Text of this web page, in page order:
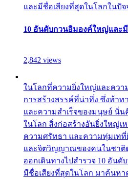
และมีชื่อเสียงที่สุดในโลกในปั
10 อันดับกวนอิมองค์ใหญ่และ
2,842 views
ในโลกที่ความยิ่งใหญ่และควา
การสร้างสรรค์ที่น่าทึ่ง ซึ่งท้าท
และความสำเร็จของมนุษย์ นั่
ในโลก สิ่งก่อสร้างอันยิ่งใหญ่เ
ความศรัทธา และความทุ่มเท
และจิตวิญญาณของคนในชาติต่
ออกเดินทางไปสำรวจ 10 อัน
มีชื่อเสียงที่สุดในโลก มาค้นห